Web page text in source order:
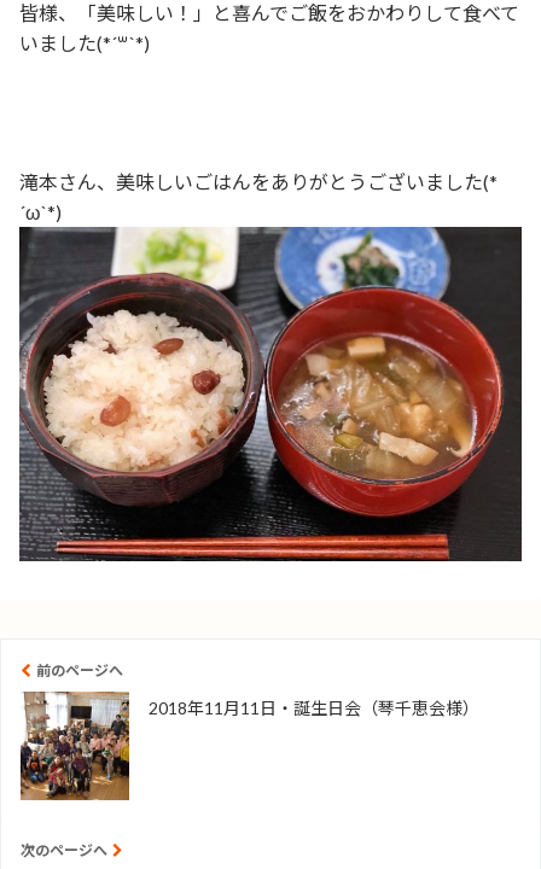
皆様、「美味しい！」と喜んでご飯をおかわりして食べて
いました(*´꒳`*)
滝本さん、美味しいごはんをありがとうございました(*
´ω`*)
前のページへ
2018年11月11日・誕生日会（琴千恵会様）
次のページへ